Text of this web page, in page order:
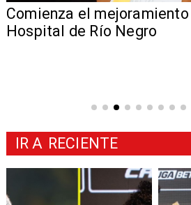
Comienza el
Hospital de Río Negro
IR A RECIENTE